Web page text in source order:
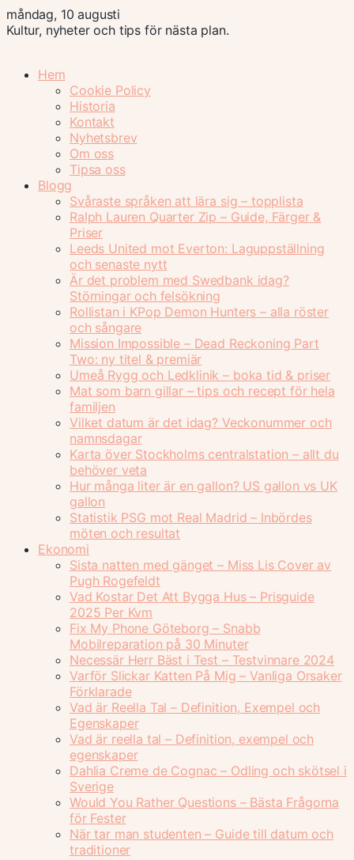
måndag, 10 augusti
Kultur, nyheter och tips för nästa plan.
Hem
Cookie Policy
Historia
Kontakt
Nyhetsbrev
Om oss
Tipsa oss
Blogg
Svåraste språken att lära sig – topplista
Ralph Lauren Quarter Zip – Guide, Färger &
Priser
Leeds United mot Everton: Laguppställning
och senaste nytt
Är det problem med Swedbank idag?
Störningar och felsökning
Rollistan i KPop Demon Hunters – alla röster
och sångare
Mission Impossible – Dead Reckoning Part
Two: ny titel & premiär
Umeå Rygg och Ledklinik – boka tid & priser
Mat som barn gillar – tips och recept för hela
familjen
Vilket datum är det idag? Veckonummer och
namnsdagar
Karta över Stockholms centralstation – allt du
behöver veta
Hur många liter är en gallon? US gallon vs UK
gallon
Statistik PSG mot Real Madrid – Inbördes
möten och resultat
Ekonomi
Sista natten med gänget – Miss Lis Cover av
Pugh Rogefeldt
Vad Kostar Det Att Bygga Hus – Prisguide
2025 Per Kvm
Fix My Phone Göteborg – Snabb
Mobilreparation på 30 Minuter
Necessär Herr Bäst i Test – Testvinnare 2024
Varför Slickar Katten På Mig – Vanliga Orsaker
Förklarade
Vad är Reella Tal – Definition, Exempel och
Egenskaper
Vad är reella tal – Definition, exempel och
egenskaper
Dahlia Creme de Cognac – Odling och skötsel i
Sverige
Would You Rather Questions – Bästa Frågorna
för Fester
När tar man studenten – Guide till datum och
traditioner